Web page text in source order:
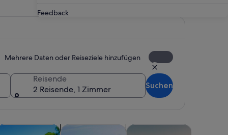
Feedback
Mehrere Daten oder Reiseziele hinzufügen
Reisende
2 Reisende, 1 Zimmer
Suchen
neuen Tab geöffnet
Wird in einem neuen Tab geöffnet
Wird in einem neuen Tab geöffnet
Essen, Trinken & Nachtleben Wird in einem
Abenteuer & OutdoorTiere &